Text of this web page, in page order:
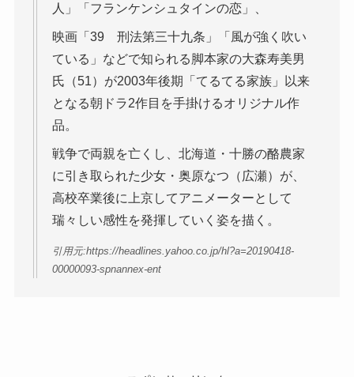
人」「フランケンシュタインの恋」、
映画「39 刑法第三十九条」「風が強く吹い
ている」などで知られる脚本家の大森寿美男
氏（51）が2003年後期「てるてる家族」以来
となる朝ドラ2作目を手掛けるオリジナル作
品。
戦争で両親を亡くし、北海道・十勝の酪農家
に引き取られた少女・奥原なつ（広瀬）が、
高校卒業後に上京してアニメーターとして
瑞々しい感性を発揮していく姿を描く。
引用元:https://headlines.yahoo.co.jp/hl?a=20190418-
00000093-spnannex-ent